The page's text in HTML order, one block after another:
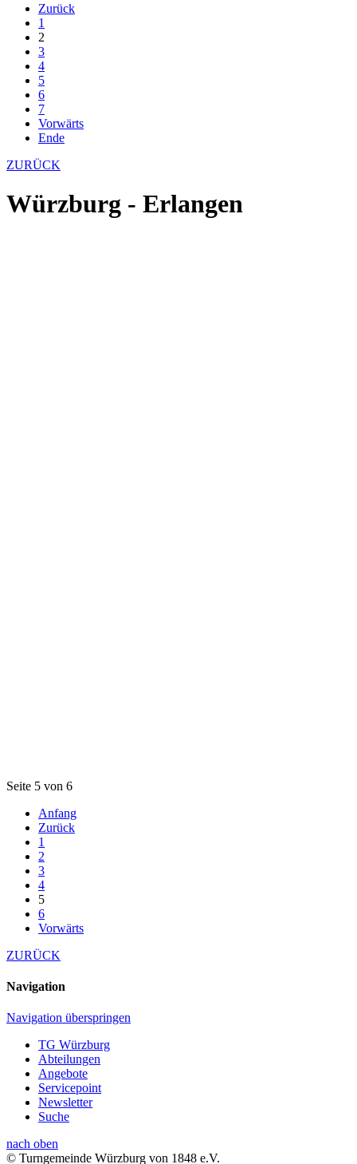
Zurück
1
2
3
4
5
6
7
Vorwärts
Ende
ZURÜCK
Würzburg - Erlangen
Seite 5 von 6
Anfang
Zurück
1
2
3
4
5
6
Vorwärts
ZURÜCK
Navigation
Navigation überspringen
TG Würzburg
Abteilungen
Angebote
Servicepoint
Newsletter
Suche
nach oben
© Turngemeinde Würzburg von 1848 e.V.